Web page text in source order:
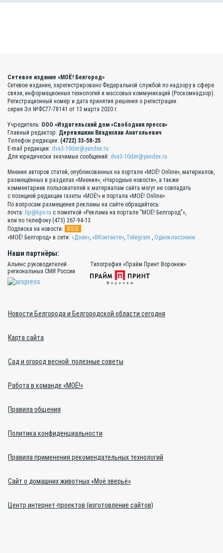
Сетевое издание «МОЁ! Белгород»
Сетевое издание, зарегистрировано Федеральной службой по надзору в сфере
связи, информационных технологий и массовых коммуникаций (Роскомнадзор).
Регистрационный номер и дата принятия решения о регистрации:
серия Эл №ФС77-78141 от 13 марта 2020 г.
Учредитель: ООО «Издательский дом «Свободная пресса»
Главный редактор: Деревяшкин Владислав Анатольевич
Телефон редакции: (4722) 33-58-25
E-mail редакции: dva3-10der@yandex.ru
Для юридически значимых сообщений: dva3-10der@yandex.ru
Мнения авторов статей, опубликованных на портале «МОЁ! Online», материалов,
размещённых в разделах «Мнения», «Народные новости», а также
комментариев пользователей к материалам сайта могут не совпадать
с позицией редакции газеты «МОЁ!» и портала «МОЁ! Online».
По вопросам размещения рекламы на сайте обращайтесь:
почта: lip@kpv.ru с пометкой «Реклама на портале "МОЁ! Белгород"»,
или по телефону (473) 267-94-13
Подписка на новости:
RSS
«МОЁ! Белгород» в сети: «Дзен», «ВКонтакте», Telegram , Одноклассники
Наши партнёры:
Альянс руководителей
региональных СМИ России
Типография «Прайм Принт Воронеж»
Новости Белгорода и Белгородской области сегодня
Карта сайта
Сад и огород весной: полезные советы
Работа в команде «МОЁ!»
Правила общения
Политика конфиденциальности
Правила применения рекомендательных технологий
Сайт о домашних животных «Моё зверьё»
Центр интернет-проектов (изготовление сайтов)